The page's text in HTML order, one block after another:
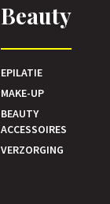
Beauty
EPILATIE
MAKE-UP
BEAUTY
ACCESSOIRES
VERZORGING